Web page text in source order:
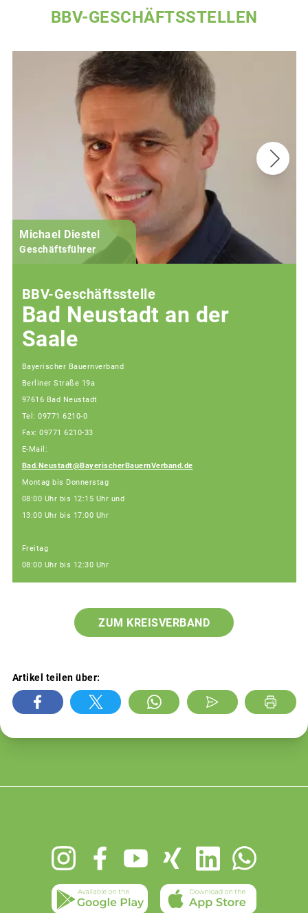
BBV-GESCHÄFTSSTELLEN
Michael Diestel
Geschäftsführer
BBV-Geschäftsstelle
Bad Neustadt an der
Saale
Bayerischer Bauernverband
Berliner Straße 19a
97616 Bad Neustadt
Tel: 09771 6210-0
Fax: 09771 6210-33
E-Mail:
Bad.Neustadt@BayerischerBauernVerband.de
Montag bis Donnerstag
08:00 Uhr bis 12:15 Uhr und
13:00 Uhr bis 17:00 Uhr
Freitag
08:00 Uhr bis 12:30 Uhr
ZUM KREISVERBAND
Artikel teilen über: